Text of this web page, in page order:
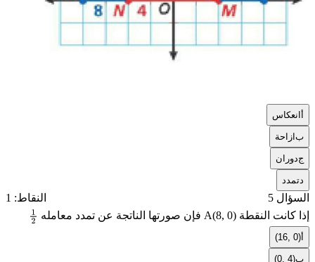
انعكاس
بازاحة
جدوران
تمدد
السؤال 5
النقاط: 1
إذا كانت النقطة A(8, 0)فإن صورتها الناتجة عن تمدد معامله 1
(16, 0)
ب(0, 4)